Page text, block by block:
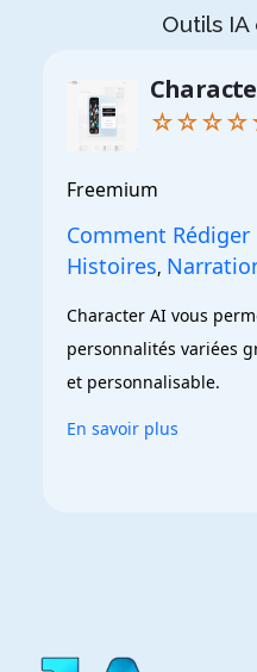
Outils
Freemium
Comment
Histoires,
Character AI vous
personnalités variées
et personnalisable.
En savoir plus